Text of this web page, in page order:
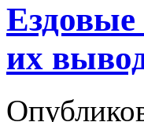
Ездовые
их